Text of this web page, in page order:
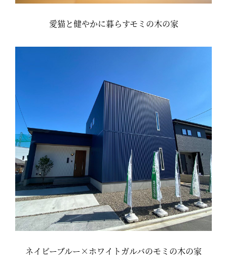
愛猫と健やかに暮らすモミの木の家
ネイビーブルー×ホワイトガルバのモミの木の家